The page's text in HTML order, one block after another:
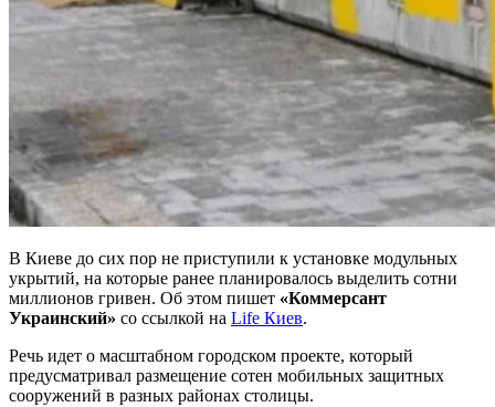
В Киеве до сих пор не приступили к установке модульных
укрытий, на которые ранее планировалось выделить сотни
миллионов гривен. Об этом пишет «Коммерсант
Украинский» со ссылкой на Life Киев.
Речь идет о масштабном городском проекте, который
предусматривал размещение сотен мобильных защитных
сооружений в разных районах столицы.